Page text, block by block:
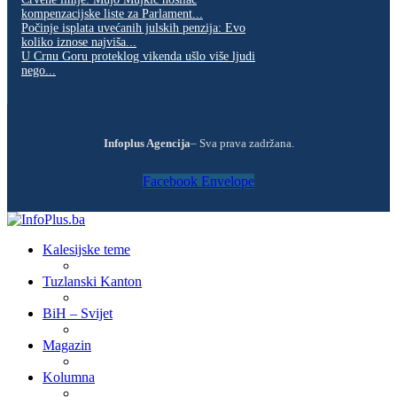
kompenzacijske liste za Parlament...
Počinje isplata uvećanih julskih penzija: Evo
koliko iznose najviša...
U Crnu Goru proteklog vikenda ušlo više ljudi
nego...
Infoplus Agencija– Sva prava zadržana.
Facebook Envelope
Kalesijske teme
Tuzlanski Kanton
BiH – Svijet
Magazin
Kolumna